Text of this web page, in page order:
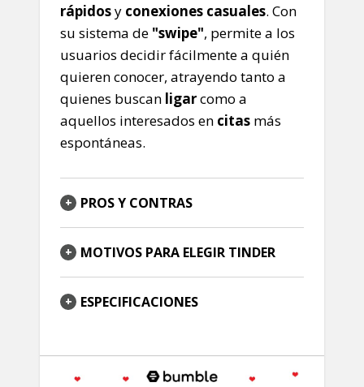
rápidosy conexiones casuales. Con
su sistema de "swipe", permite a los
usuarios decidir fácilmente a quién
quieren conocer, atrayendo tanto a
quienes buscan ligarcomo a
aquellos interesados en citas más
espontáneas.
PROS Y CONTRAS
MOTIVOS PARA ELEGIR TINDER
ESPECIFICACIONES